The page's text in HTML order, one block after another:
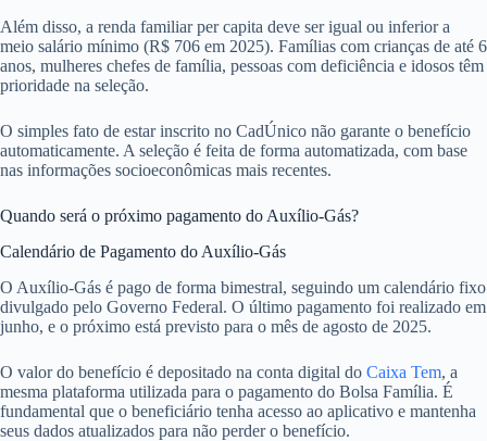
Além disso, a renda familiar per capita deve ser igual ou inferior a
meio salário mínimo (R$ 706 em 2025). Famílias com crianças de até 6
anos, mulheres chefes de família, pessoas com deficiência e idosos têm
prioridade na seleção.
O simples fato de estar inscrito no CadÚnico não garante o benefício
automaticamente. A seleção é feita de forma automatizada, com base
nas informações socioeconômicas mais recentes.
Quando será o próximo pagamento do Auxílio-Gás?
Calendário de Pagamento do Auxílio-Gás
O Auxílio-Gás é pago de forma bimestral, seguindo um calendário fixo
divulgado pelo Governo Federal. O último pagamento foi realizado em
junho, e o próximo está previsto para o mês de agosto de 2025.
O valor do benefício é depositado na conta digital do Caixa Tem, a
mesma plataforma utilizada para o pagamento do Bolsa Família. É
fundamental que o beneficiário tenha acesso ao aplicativo e mantenha
seus dados atualizados para não perder o benefício.